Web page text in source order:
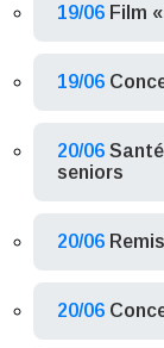
19/06 Film
19/06
20/06
seniors
20/06
20/06